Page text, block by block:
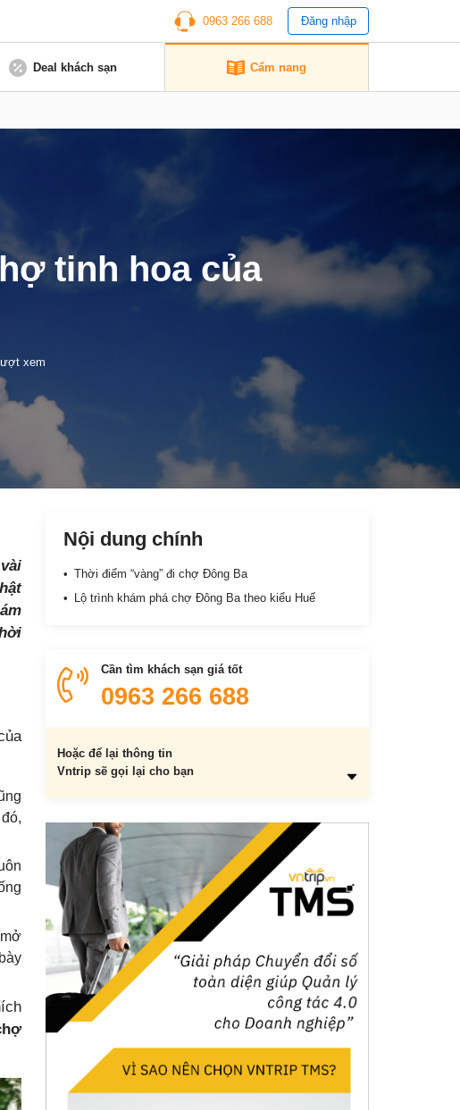
0963 266 688 Đăng nhập
Deal khách sạn Cẩm nang
tinh hoa của
xem
mở
Nội dung chính
Thời điểm “vàng” đi chợ Đông Ba
Lộ trình khám phá chợ Đông Ba theo kiểu Huế
Cần tìm khách sạn giá tốt
0963 266 688
Hoặc để lại thông tin
Vntrip sẽ gọi lại cho bạn